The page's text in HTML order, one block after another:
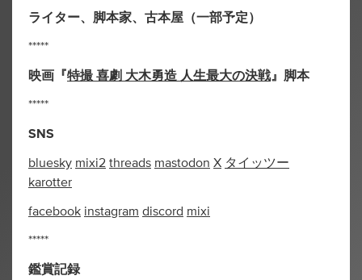
ライター、脚本家、古本屋（一部予定）
*****
映画『特撮 喜劇 大木勇造 人生最大の決戦』脚本
*****
SNS
bluesky mixi2 threads mastodon X タイッツー
karotter
facebook instagram discord mixi
*****
鑑賞記録